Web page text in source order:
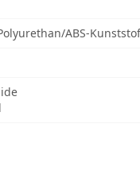
ABS-